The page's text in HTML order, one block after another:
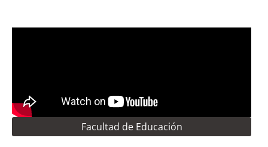
Facultad de Educación